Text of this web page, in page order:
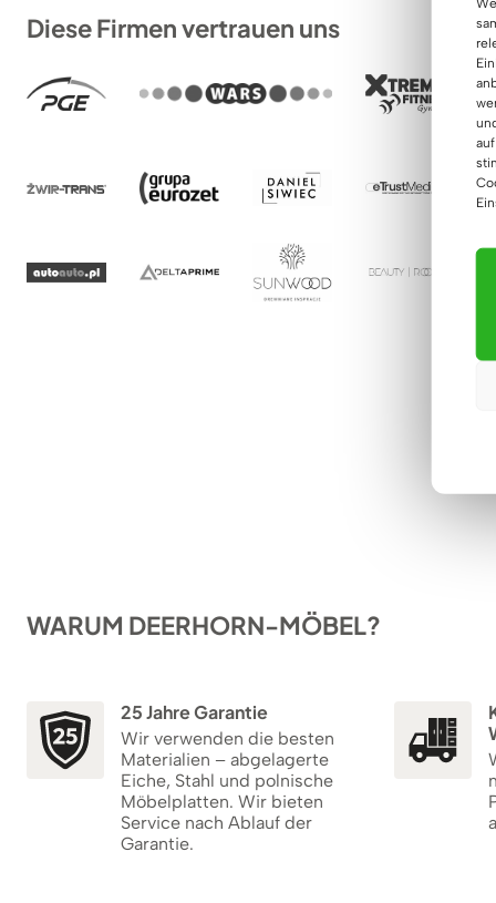
Diese Firmen vertrauen uns
WARUM DEERHORN-MÖBEL?
25 Jahre Garantie
Wir verwenden die besten
Materialien – abgelagerte
Eiche, Stahl und polnische
Möbelplatten. Wir bieten
Service nach Ablauf der
Garantie.